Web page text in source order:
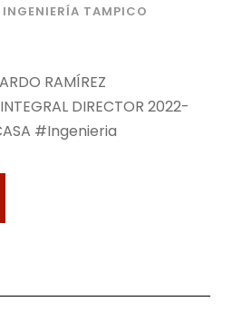
TAMPICO
RAMÍREZ
DIRECTOR 2022-
#Ingenieria